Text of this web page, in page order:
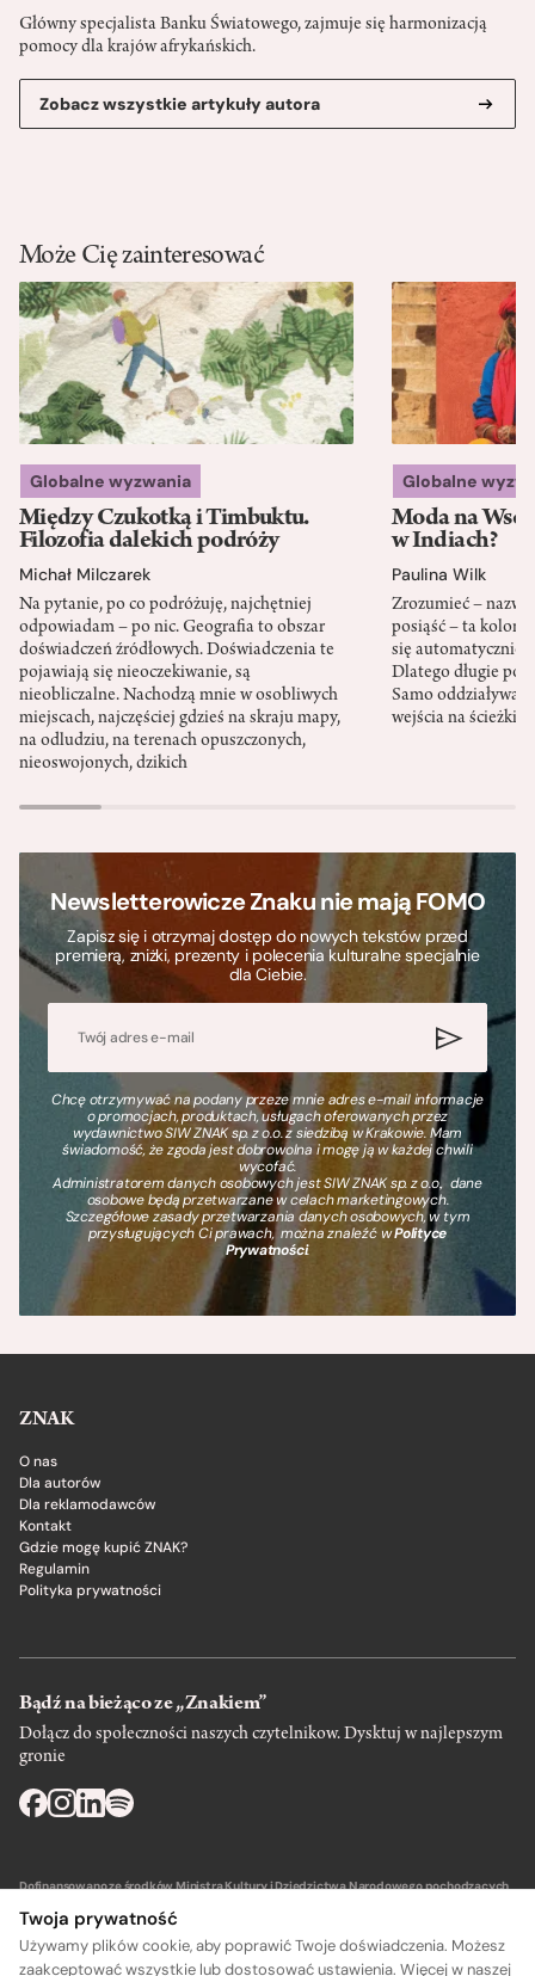
Główny specjalista Banku Światowego, zajmuje się harmonizacją
pomocy dla krajów afrykańskich.
Zobacz wszystkie artykuły autora
Może Cię zainteresować
Globalne wyzwania
Między Czukotką i Timbuktu.
Filozofia dalekich podróży
Michał Milczarek
Na pytanie, po co podróżuję, najchętniej
odpowiadam – po nic. Geografia to obszar
doświadczeń źródłowych. Doświadczenia te
pojawiają się nieoczekiwanie, są
nieobliczalne. Nachodzą mnie w osobliwych
miejscach, najczęściej gdzieś na skraju mapy,
na odludziu, na terenach opuszczonych,
nieoswojonych, dzikich
Globalne
Moda na
w Indiach?
Paulina Wilk
Zrozumieć –
posiąść – ta
się automatycznie,
Dlatego długie
Samo
wejścia na ścieżki
Newsletterowicze Znaku nie mają FOMO
Zapisz się i otrzymaj dostęp do nowych tekstów przed
premierą, zniżki, prezenty i polecenia kulturalne specjalnie
dla Ciebie.
Chcę otrzymywać na podany przeze mnie adres e-mail informacje
o promocjach, produktach, usługach oferowanych przez
wydawnictwo SIW ZNAK sp. z o.o. z siedzibą w Krakowie. Mam
świadomość, że zgoda jest dobrowolna i mogę ją w każdej chwili
wycofać.
Administratorem danych osobowych jest SIW ZNAK sp. z o.o., dane
osobowe będą przetwarzane w celach marketingowych.
Szczegółowe zasady przetwarzania danych osobowych, w tym
przysługujących Ci prawach, można znaleźć wPolityce
Prywatności.
ZNAK
O nas
Dla autorów
Dla reklamodawców
Kontakt
Gdzie mogę kupić ZNAK?
Regulamin
Polityka prywatności
Bądź na bieżąco ze „Znakiem”
Dołącz do społeczności naszych czytelnikow. Dysktuj w najlepszym
gronie
Dofinansowano ze środków Ministra Kultury i Dziedzictwa Narodowego pochodzących
Twoja prywatność
Używamy plików cookie, aby poprawić Twoje doświadczenia. Możesz
zaakceptować wszystkie lub dostosować ustawienia. Więcej w naszej